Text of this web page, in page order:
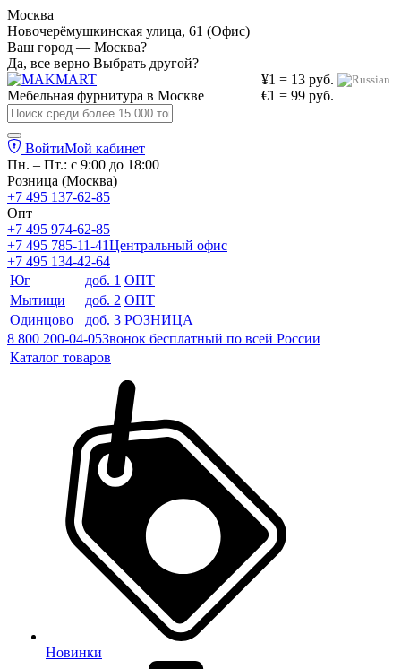
Москва
Новочерёмушкинская улица, 61 (Офис)
Ваш город — Москва?
Да, все верно Выбрать другой?
¥1 = 13 руб.
€1 = 99 руб.
Мебельная фурнитура в Москве
ВойтиМой кабинет
Пн. – Пт.: с 9:00 до 18:00
Розница (Москва)
+7 495 137-62-85
Опт
+7 495 974-62-85
+7 495 785-11-41Центральный офис
+7 495 134-42-64
Юг
доб. 1 ОПТ
Мытищи
доб. 2 ОПТ
Одинцово
доб. 3 РОЗНИЦА
8 800 200-04-05Звонок бесплатный по всей России
Каталог товаров
Новинки